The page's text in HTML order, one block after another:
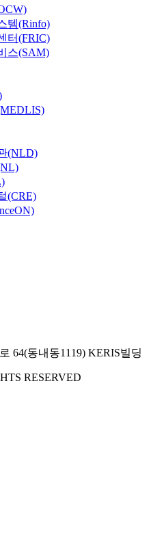
템(Rinfo)
터(FRIC)
스(SAM)
(NLD)
(CRE)
64(동내동1119) KERIS빌딩
RESERVED